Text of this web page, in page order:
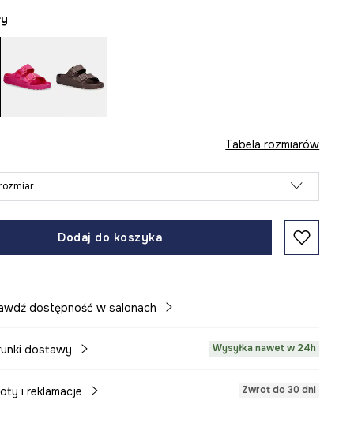
Tabela rozmiarów
Dodaj do koszyka
dostępność w salonach
dostawy Wysyłka nawet w 24h
i reklamacje Zwrot do 30 dni